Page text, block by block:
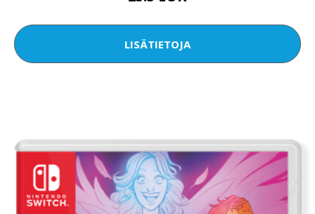
LISÄTIETOJA